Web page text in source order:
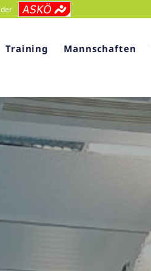
Training Mannschaften